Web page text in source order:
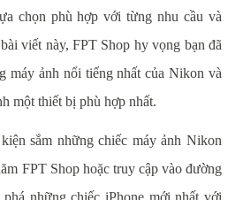
chọn phù hợp với từng nhu cầu và
viết này, FPT Shop hy vọng bạn đã
máy ảnh nổi tiếng nhất của Nikon và
một thiết bị phù hợp nhất.
sắm những chiếc máy ảnh Nikon
FPT Shop hoặc truy cập vào đường
những chiếc iPhone mới nhất với